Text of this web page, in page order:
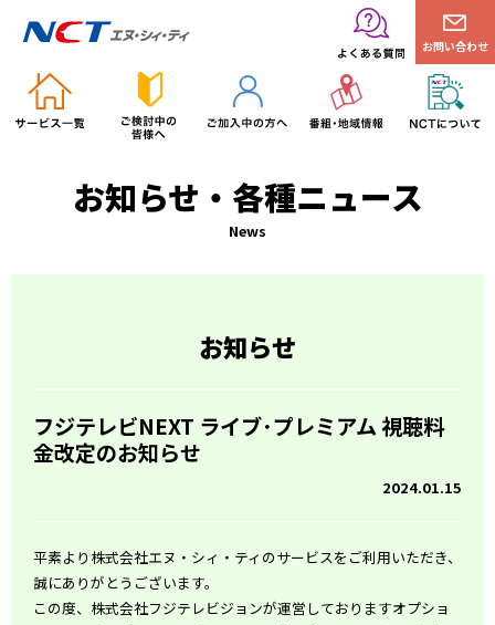
お問い合わせ
お知らせ・各種ニュース
News
お知らせ
フジテレビNEXT ライブ･プレミアム 視聴料
金改定のお知らせ
2024.01.15
平素より株式会社エヌ・シィ・ティのサービスをご利用いただき、
誠にありがとうございます。
この度、株式会社フジテレビジョンが運営しておりますオプショ